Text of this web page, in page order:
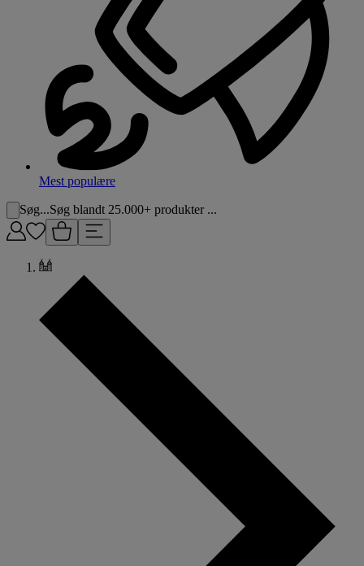
Mest populære
Søg...Søg blandt 25.000+ produkter ...